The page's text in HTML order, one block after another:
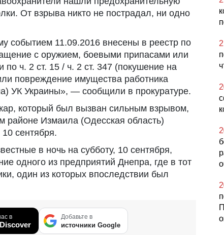
От взрыва никто не пострадал, ни одно
событием 11.09.2016 внесены в реестр по
с оружием, боевыми припасами или
ч. 2 ст. 15 / ч. 2 ст. 347 (покушение на
повреждение имущества работника
УК Украины», — сообщили в прокуратуре.
который был вызван сильным взрывом,
Измаила (Одесская область)
сентября.
в ночь на субботу, 10 сентября,
одного из предприятий Днепра, где в тот
один из которых впоследствии был
в Добавьте в
источники Google